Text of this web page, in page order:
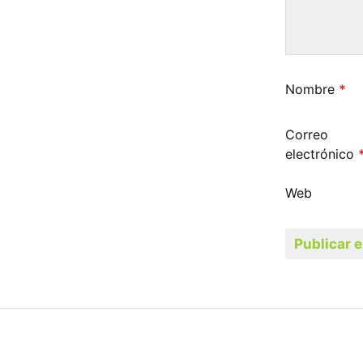
Nombre *
Correo
electrónico
Web